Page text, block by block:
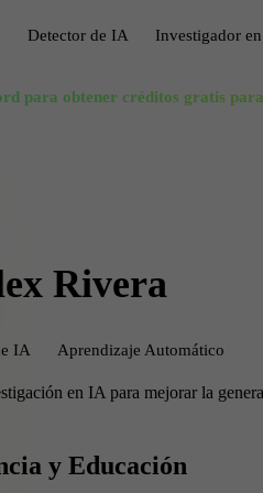
Evitar la detección de IA
Humanizar IA gratis
Búsqueda de Sinónimos
Detector de IA Investigador
para obtener créditos gratis
Rivera
IA Aprendizaje Automático
en IA para mejorar la
y Educación